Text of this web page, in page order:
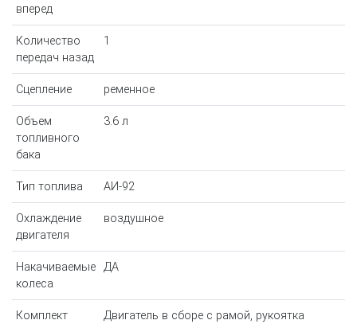
вперед
Количество
передач назад
1
Сцепление ременное
Объем
топливного
бака
3.6 л
Тип топлива АИ-92
Охлаждение
двигателя
воздушное
Накачиваемые
колеса
ДА
Комплект
Двигатель в сборе с рамой, рукоятка